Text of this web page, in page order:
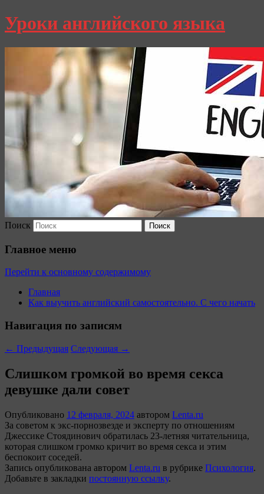
Уроки английского языка
Поиск
Главное меню
Перейти к основному содержимому
Главная
Как выучить английский самостоятельно. С чего начать
Навигация по записям
← Предыдущая Следующая →
Слишком громкой во время секса
девушке дали совет
Опубликовано 12 февраля, 2024 автором Lenta.ru
За советом к экс-порнозвезде и эксперту по отношениям
Джессике Стоядинович обратилась 23-летняя читательница,
которая слишком громко кричит во время секса и этим
беспокоит соседей.
Запись опубликована автором Lenta.ru в рубрике Психология.
Добавьте в закладки постоянную ссылку.